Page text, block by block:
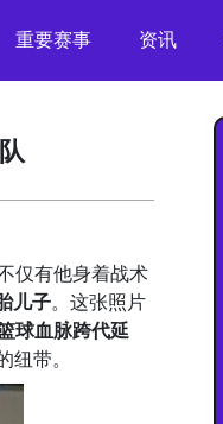
重要赛事 资讯
仅有他身着战术
儿子。这张照片
球血脉跨代延
纽带。